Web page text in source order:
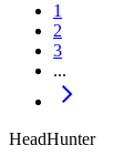
1
2
3
...
HeadHunter